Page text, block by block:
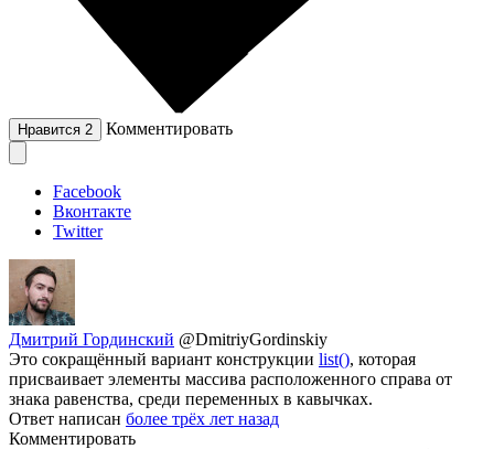
Нравится 2 Комментировать
Facebook
Вконтакте
Twitter
Дмитрий Гординский @DmitriyGordinskiy
Это сокращённый вариант конструкции list(), которая
присваивает элементы массива расположенного справа от
знака равенства, среди переменных в кавычках.
Ответ написан более трёх лет назад
Комментировать